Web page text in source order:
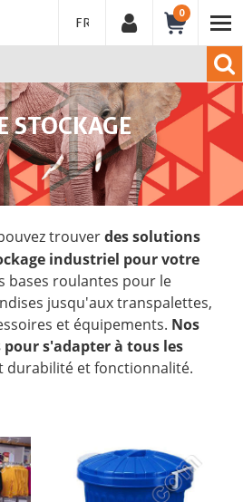
FRANÇAIS
0
STOCKAGE
trouverdes solutions
industriel pour votre
bases roulantes pour le
jusqu'aux transpalettes,
et équipements. Nos
s'adapter à tous les
durabilité et fonctionnalité.